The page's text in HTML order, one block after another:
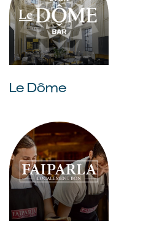
Le Dôme